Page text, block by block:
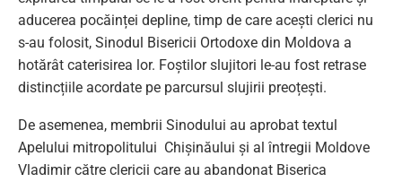
aducerea pocăinței depline, timp de care acești clerici nu
s-au folosit, Sinodul Bisericii Ortodoxe din Moldova a
hotărât caterisirea lor. Foștilor slujitori le-au fost retrase
distincțiile acordate pe parcursul slujirii preoțești.
De asemenea, membrii Sinodului au aprobat textul
Apelului mitropolitului Chișinăului şi al întregii Moldove
Vladimir către clericii care au abandonat Biserica